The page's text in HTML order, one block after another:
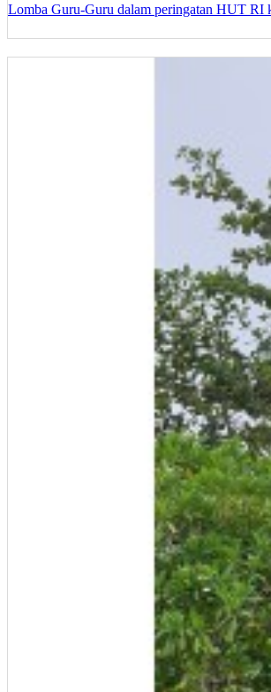
Lomba Guru-Guru dalam peringatan HUT RI